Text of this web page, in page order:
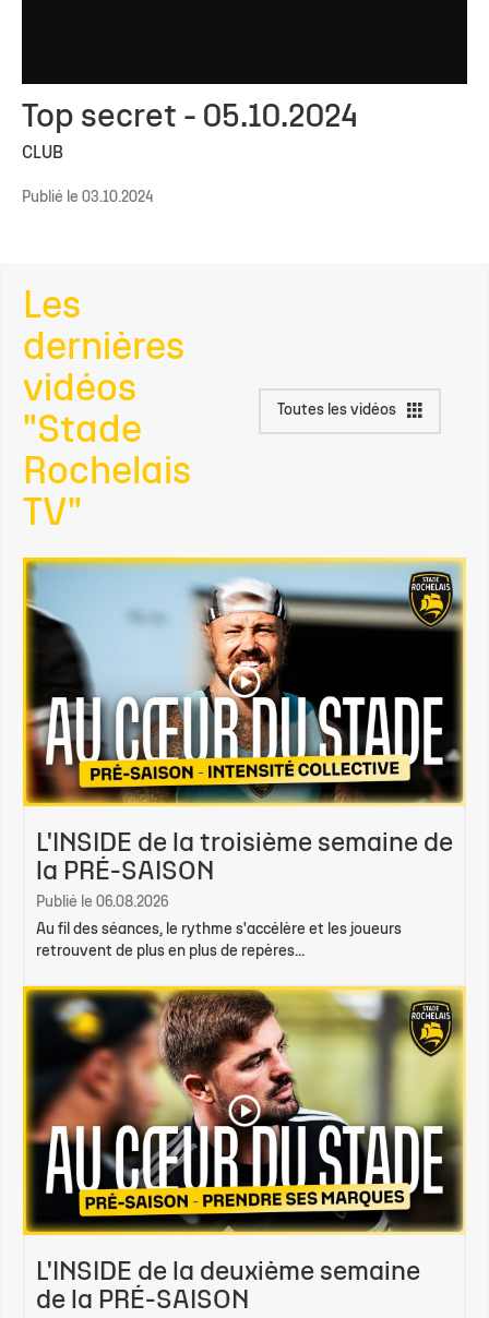
Top secret - 05.10.2024
CLUB
Publié le 03.10.2024
Les
dernières
vidéos
"Stade
Rochelais
TV"
Toutes les vidéos
L'INSIDE de la troisième semaine de
la PRÉ-SAISON
Publié le 06.08.2026
Au fil des séances, le rythme s'accélère et les joueurs
retrouvent de plus en plus de repères...
L'INSIDE de la deuxième semaine
de la PRÉ-SAISON